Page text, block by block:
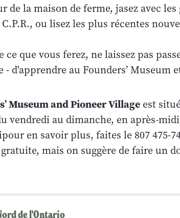
de la maison de ferme, jasez avec
ou lisez les plus récentes
ce que vous ferez, ne laissez pas
- d'apprendre au Founders’ Museum
Museum and Pioneer Village est
vendredi au dimanche, en après-
en savoir plus, faites le 807 475-
mais on suggère de faire un
de l'Ontario